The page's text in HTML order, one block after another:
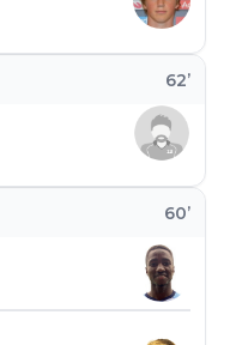
60’
62’